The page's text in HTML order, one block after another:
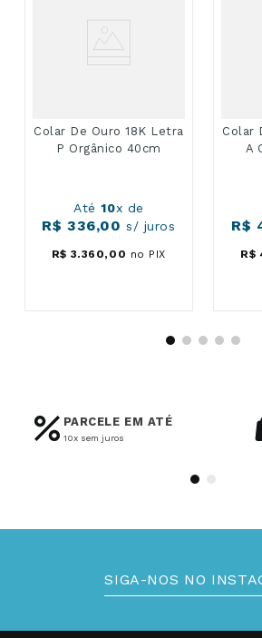
Colar De Ouro 18K Letra
P Orgânico 40cm
Até10x de
R$ 336,00 s/ juros
R$ 3.360, 00 no PIX
Colar
A
R$
R$
PARCELE EM ATÉ
10x sem juros
SIGA-NOS NO